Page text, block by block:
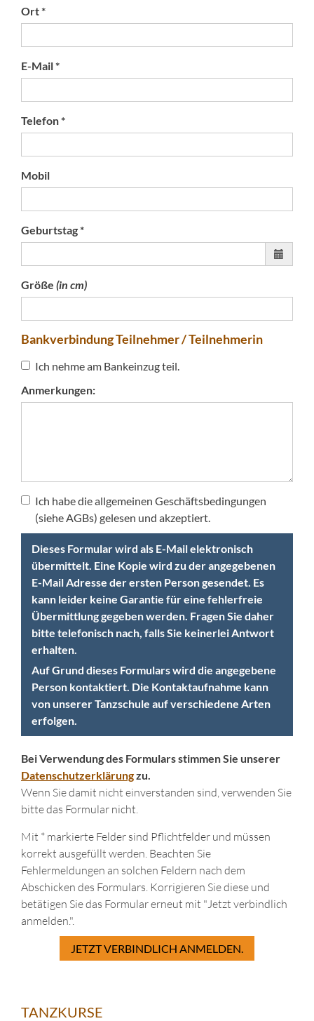
Ort *
E-Mail *
Telefon *
Mobil
Geburtstag *
Größe (in cm)
Bankverbindung Teilnehmer / Teilnehmerin
Ich nehme am Bankeinzug teil.
Anmerkungen:
Ich habe die allgemeinen Geschäftsbedingungen
(siehe AGBs) gelesen und akzeptiert.
Dieses Formular wird als E-Mail elektronisch
übermittelt. Eine Kopie wird zu der angegebenen
E-Mail Adresse der ersten Person gesendet. Es
kann leider keine Garantie für eine fehlerfreie
Übermittlung gegeben werden. Fragen Sie daher
bitte telefonisch nach, falls Sie keinerlei Antwort
erhalten.
Auf Grund dieses Formulars wird die angegebene
Person kontaktiert. Die Kontaktaufnahme kann
von unserer Tanzschule auf verschiedene Arten
erfolgen.
Bei Verwendung des Formulars stimmen Sie unserer
Datenschutzerklärungzu.
Wenn Sie damit nicht einverstanden sind, verwenden Sie
bitte das Formular nicht.
Mit * markierte Felder sind Pflichtfelder und müssen
korrekt ausgefüllt werden. Beachten Sie
Fehlermeldungen an solchen Feldern nach dem
Abschicken des Formulars. Korrigieren Sie diese und
betätigen Sie das Formular erneut mit "Jetzt verbindlich
anmelden.".
JETZT VERBINDLICH ANMELDEN.
TANZKURSE